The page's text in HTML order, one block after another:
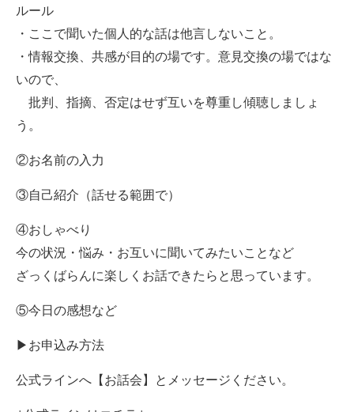
ルール
・ここで聞いた個人的な話は他言しないこと。
・情報交換、共感が目的の場です。意見交換の場ではな
いので、
批判、指摘、否定はせず互いを尊重し傾聴しましょ
う。
②お名前の入力
③自己紹介（話せる範囲で）
④おしゃべり
今の状況・悩み・お互いに聞いてみたいことなど
ざっくばらんに楽しくお話できたらと思っています。
⑤今日の感想など
▶お申込み方法
公式ラインへ【お話会】とメッセージください。